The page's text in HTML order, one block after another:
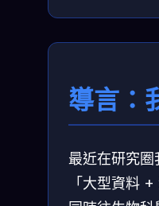
導言：
最近在研究
「大型資料